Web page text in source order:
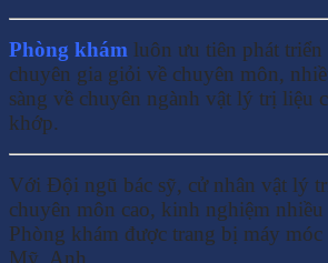
Phòng khám luôn ưu tiên phát
chuyên gia giỏi về chuyên môn,
sàng về chuyên ngành vật lý trị liệu
khớp.
Với Đội ngũ bác sỹ, cử nhân vật lý
chuyên môn cao, kinh nghiệm
Phòng khám được trang bị máy
Mỹ, Anh…